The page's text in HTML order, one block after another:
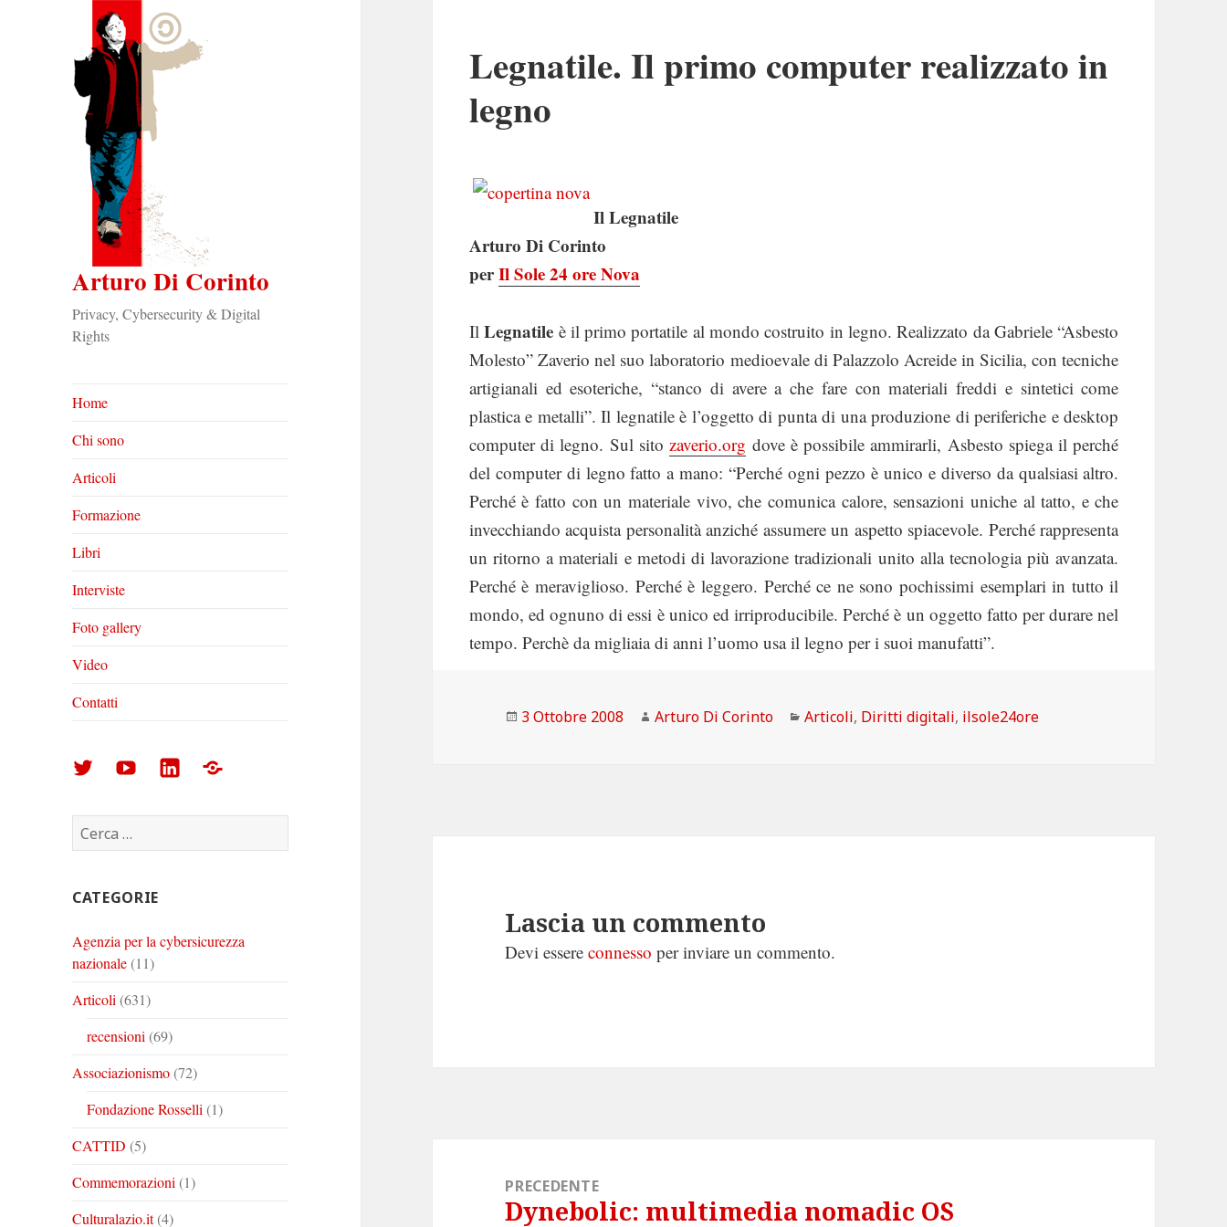
Arturo Di Corinto
Privacy, Cybersecurity & Digital
Rights
Home
Chi sono
Articoli
Formazione
Libri
Interviste
Foto gallery
Video
Contatti
Arturo
Corinto
su
Arturo
Corinto
su
Arturo
su
Foto
Ricerca
per:
CATEGORIE
Agenzia per la cybersicurezza
nazionale(11)
Articoli (631)
recensioni (69)
Associazionismo(72)
Fondazione Rosselli (1)
CATTID (5)
Commemorazioni (1)
Culturalazio.it(4)
Legnatile. Il primo computer realizzato in
legno
Il Legnatile
Arturo Di Corinto
perIl Sole 24 ore Nova
IlLegnatile è il primo portatile al mondo costruito in legno. Realizzato da Gabriele “Asbesto
Molesto” Zaverio nel suo laboratorio medioevale di Palazzolo Acreide in Sicilia, con tecniche
artigianali ed esoteriche, “stanco di avere a che fare con materiali freddi e sintetici come
plastica e metalli”. Il legnatile è l’oggetto di punta di una produzione di periferiche e desktop
computer di legno. Sul sitozaverio.org dove è possibile ammirarli, Asbesto spiega il perché
del computer di legno fatto a mano: “Perché ogni pezzo è unico e diverso da qualsiasi altro.
Perché è fatto con un materiale vivo, che comunica calore, sensazioni uniche al tatto, e che
invecchiando acquista personalità anziché assumere un aspetto spiacevole. Perché rappresenta
un ritorno a materiali e metodi di lavorazione tradizionali unito alla tecnologia più avanzata.
Perché è meraviglioso. Perché è leggero. Perché ce ne sono pochissimi esemplari in tutto il
mondo, ed ognuno di essi è unico ed irriproducibile. Perché è un oggetto fatto per durare nel
tempo. Perchè da migliaia di anni l’uomo usa il legno per i suoi manufatti”.
Scritto
3 Ottobre 2008 Autore
Arturo Di Corinto Categorie
Articoli, Diritti digitali, ilsole24ore
Lascia un commento
Devi essereconnesso per inviare un commento.
PRECEDENTE
Articolo
Dynebolic: multimedia nomadic OS